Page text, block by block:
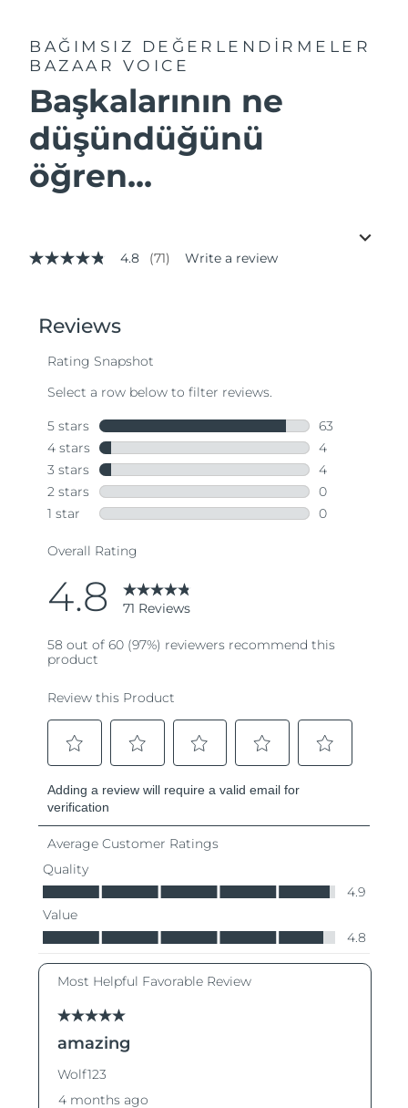
BAĞIMSIZ DEĞERLENDİRMELER
BAZAAR VOICE
Başkalarının ne
düşündüğünü
öğren...
4.8
stars,
average
value.
Same
page
link.
4.8 (71) Write a review